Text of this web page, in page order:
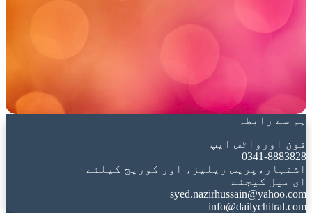
ہم سے رابطہ
فون اورواٹس ایپ
0341-8883828
اشتہار،پریس ریلیز، اور کوریج کیلئے
ای میل کیجئے
syed.nazirhussain@yahoo.com
info@dailychitral.com